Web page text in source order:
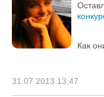
Как
31.07.2013 13:47